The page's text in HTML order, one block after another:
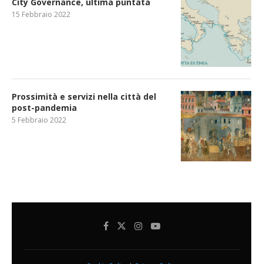
15 Febbraio 2022
Prossimità e servizi nella città del
post-pandemia
5 Febbraio 2022